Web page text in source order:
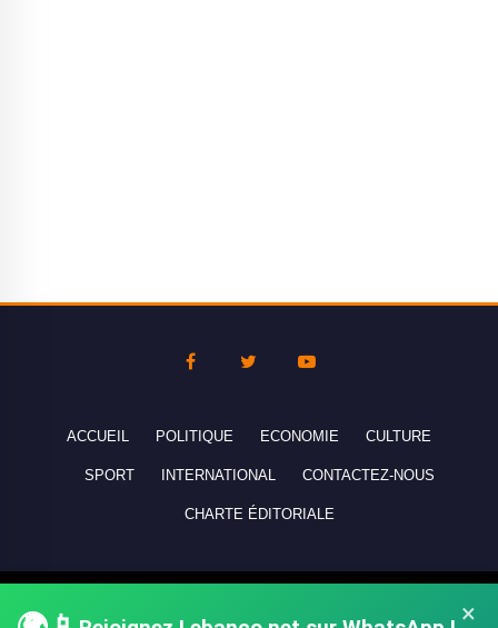
×
ACCUEIL POLITIQUE ECONOMIE CULTURE
SPORT INTERNATIONAL CONTACTEZ-NOUS
CHARTE ÉDITORIALE
réservés - All rights reserved.